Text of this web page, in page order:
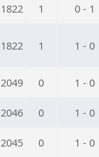
1822 1 0 - 1
1822 1 1 - 0
2049 0 1 - 0
2046 0 1 - 0
2045 0 1 - 0